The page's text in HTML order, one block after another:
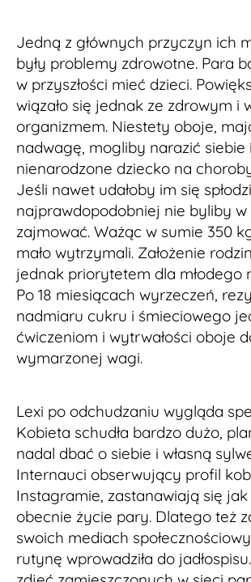
Jedną z głównych przyczyn ich
były problemy zdrowotne. Para
w przyszłości mieć dzieci.
wiązało się jednak ze zdrowym i
organizmem. Niestety oboje,
nadwagę, mogliby narazić siebie i
nienarodzone dziecko na
Jeśli nawet udałoby im się
najprawdopodobniej nie byliby w
zajmować. Ważąc w sumie 350
mało wytrzymali. Założenie
jednak priorytetem dla młodego
Po 18 miesiącach wyrzeczeń,
nadmiaru cukru i śmieciowego
ćwiczeniom i wytrwałości oboje
wymarzonej wagi.
Lexi po odchudzaniu wygląda
Kobieta schudła bardzo dużo,
nadal dbać o siebie i własną
Internauci obserwujący profil
Instagramie, zastanawiają się
obecnie życie pary. Dlatego też
swoich mediach
rutynę wprowadziła do